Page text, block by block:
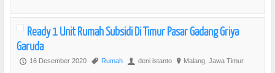
Ready 1 Unit Rumah Subsidi Di Timur Pasar Gadang Griya
Garuda
P 16 Desember 2020 , Rumah U deni istanto ? Malang, Jawa Timur